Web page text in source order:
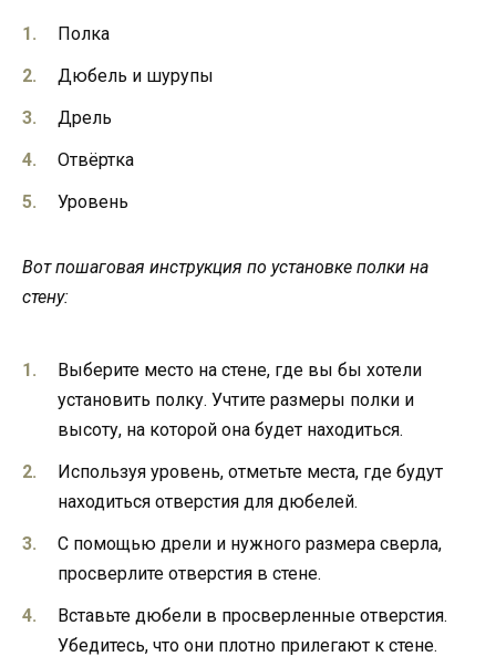
Полка
Дюбель и шурупы
Дрель
Отвёртка
Уровень
Вот пошаговая инструкция по установке полки на
стену:
Выберите место на стене, где вы бы хотели
установить полку. Учтите размеры полки и
высоту, на которой она будет находиться.
Используя уровень, отметьте места, где будут
находиться отверстия для дюбелей.
С помощью дрели и нужного размера сверла,
просверлите отверстия в стене.
Вставьте дюбели в просверленные отверстия.
Убедитесь, что они плотно прилегают к стене.